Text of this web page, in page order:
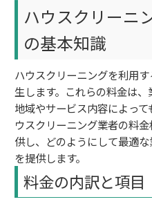
ハウスクリーニ
の基本知識
ハウスクリーニングを利用
生します。これらの料金は、
地域やサービス内容によっ
ウスクリーニング業者の料
供し、どのようにして最適
を提供します。
料金の内訳と項目